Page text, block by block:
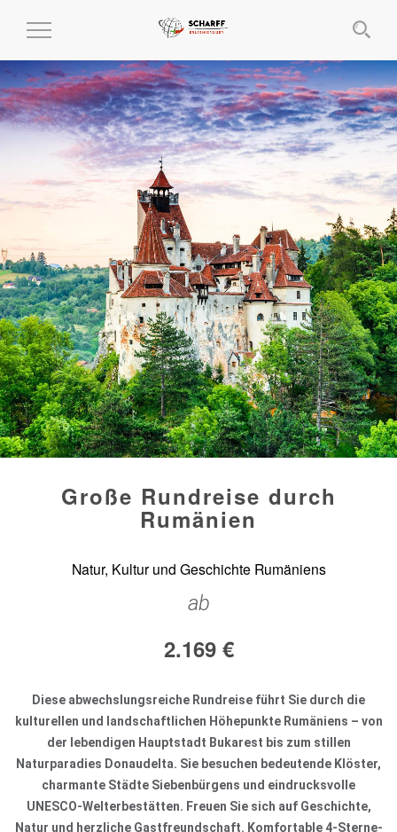
MENÜ
UND
AUSKLAPPEN
Große Rundreise durch
Rumänien
Natur, Kultur und Geschichte Rumäniens
ab
2.169 €
Diese abwechslungsreiche Rundreise führt Sie durch die
kulturellen und landschaftlichen Höhepunkte Rumäniens – von
der lebendigen Hauptstadt Bukarest bis zum stillen
Naturparadies Donaudelta. Sie besuchen bedeutende Klöster,
charmante Städte Siebenbürgens und eindrucksvolle
UNESCO-Welterbestätten. Freuen Sie sich auf Geschichte,
Natur und herzliche Gastfreundschaft. Komfortable 4-Sterne-